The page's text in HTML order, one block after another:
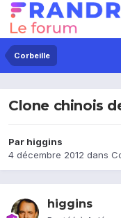
Corbeille
Clone chinois
Par higgins
4 décembre 2012 dans
higgins